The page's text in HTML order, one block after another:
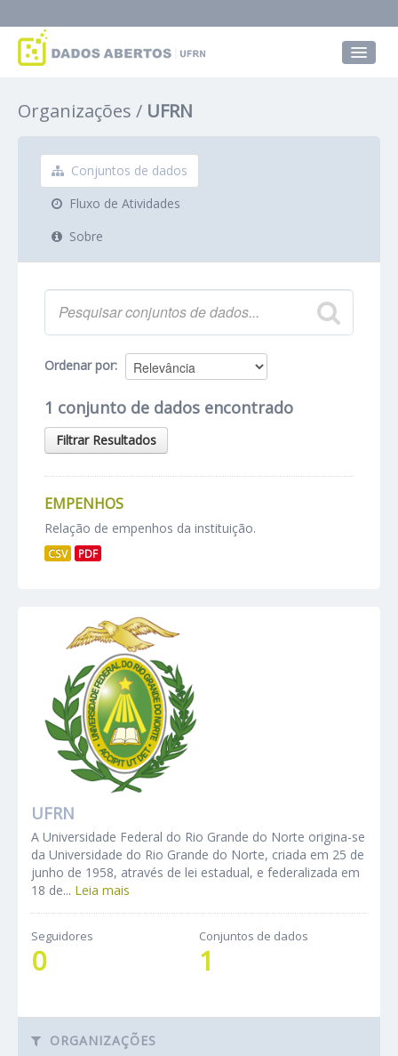
Grupos
Sobre
Organizações UFRN
Conjuntos de dados
Fluxo de Atividades
Sobre
Ordenar por
1 conjunto de dados encontrado
Filtrar Resultados
EMPENHOS
Relação de empenhos da instituição.
CSV PDF
UFRN
A Universidade Federal do Rio Grande do Norte origina-se
da Universidade do Rio Grande do Norte, criada em 25 de
junho de 1958, através de lei estadual, e federalizada em
18 de... Leia mais
Seguidores
0
Conjuntos de dados
1
ORGANIZAÇÕES